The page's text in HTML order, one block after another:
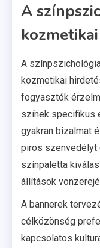
A
A
kozmetikai
fogyasztók
színek specifikus
gyakran bizalmat
piros szenvedélyt
színpaletta
állítások
A bannerek
célközönség
kapcsolatos